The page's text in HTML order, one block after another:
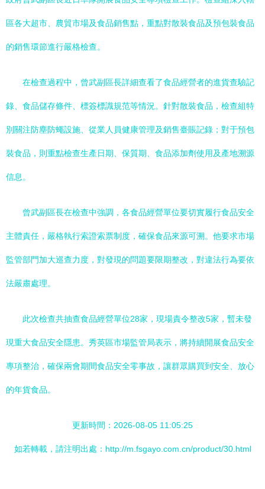
區各大超市、農貿市場及食品銷售點，重點對散裝食品及預包裝食品
的銷售環節進行嚴格檢查。
在檢查過程中，曾武副區長詳細查看了食品經營者的進貨查驗記
錄、食品儲存條件、標簽標識規范等情況。針對散裝食品，檢查組特
別關注防塵防蠅設施、從業人員健康管理及銷售臺賬記錄；對于預包
裝食品，則重點檢查生產日期、保質期、食品添加劑使用及產地溯源
信息。
曾武副區長在檢查中強調，各食品經營單位要切實履行食品安全
主體責任，嚴格執行索證索票制度，確保食品來源可溯。他要求市場
監管部門加大巡查力度，對發現的問題要限期整改，對違法行為要依
法嚴肅處理。
此次檢查共抽查食品經營單位28家，現場責令整改5家，暫未發
現重大食品安全隱患。秀英區市場監管局表示，將持續開展食品安全
專項整治，確保兩會期間食品安全零事故，讓群眾購買到安全、放心
的年貨食品。
更新時間：2026-08-05 11:05:25
如若轉載，請注明出處：http://m.fsgayo.com.cn/product/30.html